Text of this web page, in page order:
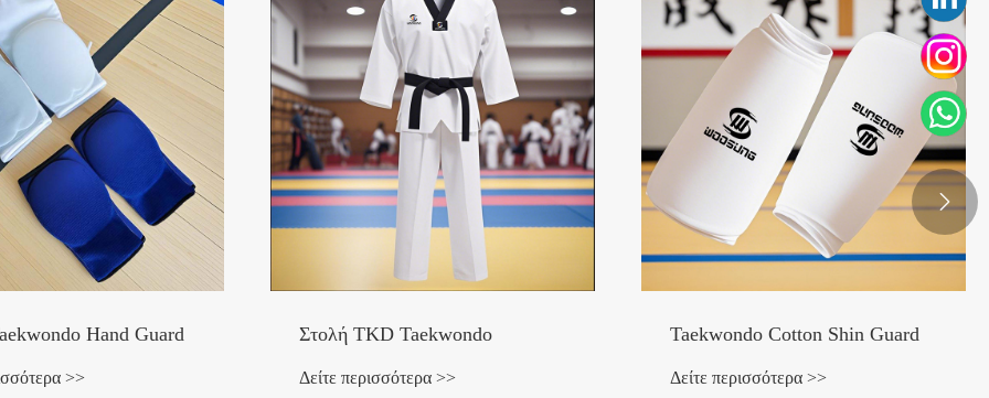
Hand Guard
>>
Στολή TKD Taekwondo
Δείτε περισσότερα >>
Taekwondo Cotton Shin Guard
Δείτε περισσότερα >>
